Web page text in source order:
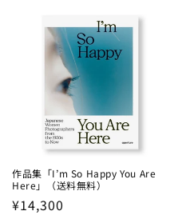
作品集「I’m So Happy You Are
Here」（送料無料）
Regular
¥14,300